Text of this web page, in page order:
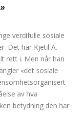
verdifulle sosiale
Det har Kjetil A.
rett i. Men når han
«det sosiale
av hva
betydning den har